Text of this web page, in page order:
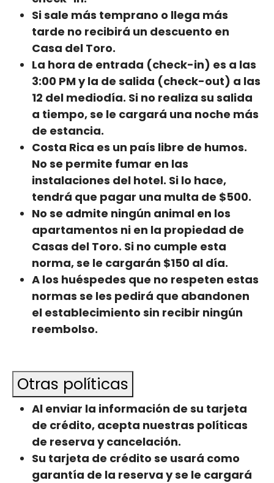
Si sale más temprano o llega más
tarde no recibirá un descuento en
Casa del Toro.
La hora de entrada (check-in) es a las
3:00 PM y la de salida (check-out) a las
12 del mediodía. Si no realiza su salida
a tiempo, se le cargará una noche más
de estancia.
Costa Rica es un país libre de humos.
No se permite fumar en las
instalaciones del hotel. Si lo hace,
tendrá que pagar una multa de $500.
No se admite ningún animal en los
apartamentos ni en la propiedad de
Casas del Toro. Si no cumple esta
norma, se le cargarán $150 al día.
A los huéspedes que no respeten estas
normas se les pedirá que abandonen
el establecimiento sin recibir ningún
reembolso.
Otras políticas
Al enviar la información de su tarjeta
de crédito, acepta nuestras políticas
de reserva y cancelación.
Su tarjeta de crédito se usará como
garantía de la reserva y se le cargará